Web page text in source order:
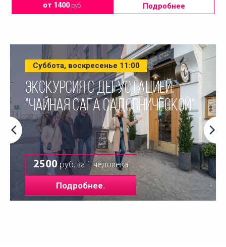
от 1400руб. Подробнее
Суббота, воскресенье 11:00
ЭКСКУРСИЯ С ДЕГУСТАЦИЕЙ:
"ЧАЙНАЯ САГА САДОВНИЧЕСКОЙ"
2500руб. за 1 человека
Подробнее.